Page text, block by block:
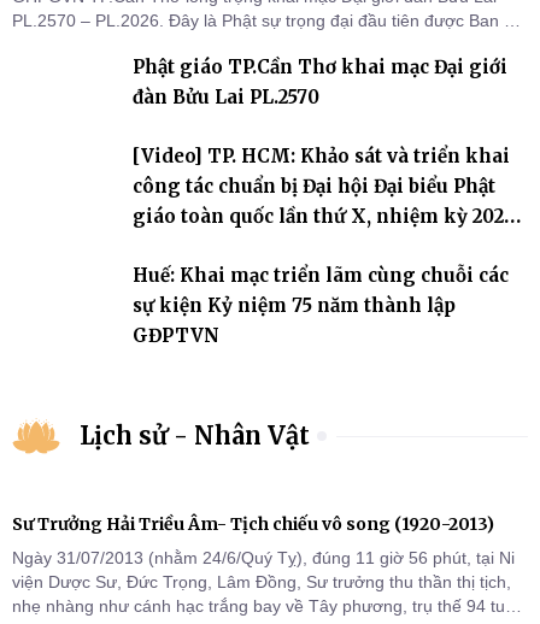
PL.2570 – PL.2026. Đây là Phật sự trọng đại đầu tiên được Ban Trị
thứ I, thể hiện sự quan tâm đối với công tác truyền giới, đào tạo
Tăng tài và tiếp nối mạng mạch Tăng-g
Phật giáo TP.Cần Thơ khai mạc Đại giới
đàn Bửu Lai PL.2570
[Video] TP. HCM: Khảo sát và triển khai
công tác chuẩn bị Đại hội Đại biểu Phật
giáo toàn quốc lần thứ X, nhiệm kỳ 2026-
Huế: Khai mạc triển lãm cùng chuỗi các
sự kiện Kỷ niệm 75 năm thành lập
GĐPTVN
Lịch sử - Nhân Vật
Sư Trưởng Hải Triều Âm- Tịch chiếu vô song (1920-2013)
Ngày 31/07/2013 (nhằm 24/6/Quý Tỵ), đúng 11 giờ 56 phút, tại Ni
viện Dược Sư, Đức Trọng, Lâm Đồng, Sư trưởng thu thần thị tịch,
nhẹ nhàng như cánh hạc trắng bay về Tây phương, trụ thế 94 tuổi